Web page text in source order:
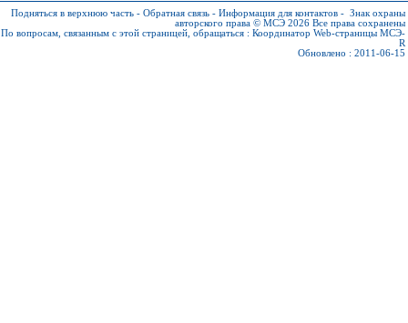
Подняться в верхнюю часть - Обратная связь - Информация для контактов - Знак охраны
авторского права © МСЭ 2026 Все права сохранены
По вопросам, связанным с этой страницей, обращаться : Координатор Web-страницы МСЭ-
R
Обновлено : 2011-06-15